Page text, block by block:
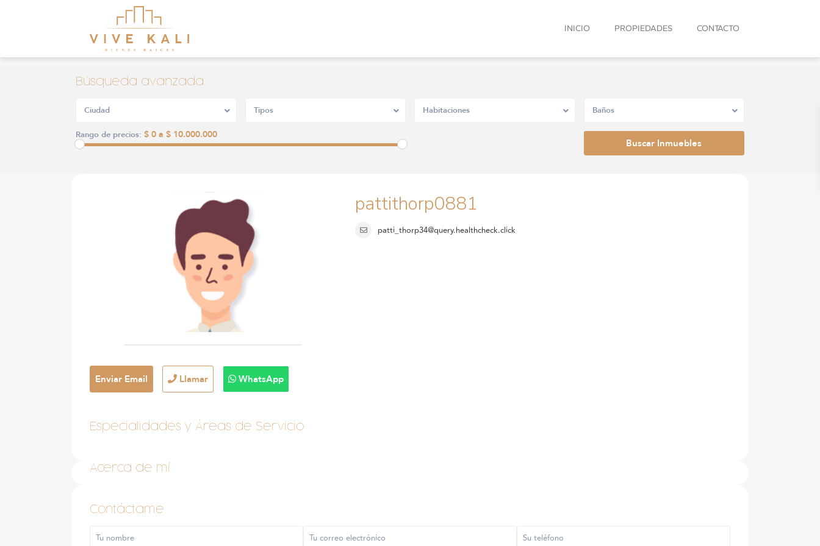
INICIO PROPIEDADES CONTACTO
Búsqueda avanzada
Ciudad Tipos Habitaciones Baños
Rango de precios: $ 0 a $ 10.000.000
pattithorp0881
patti_thorp34@query.healthcheck.click
Enviar Email Llamar WhatsApp
Especialidades y Áreas de Servicio
Acerca de mí
Contáctame